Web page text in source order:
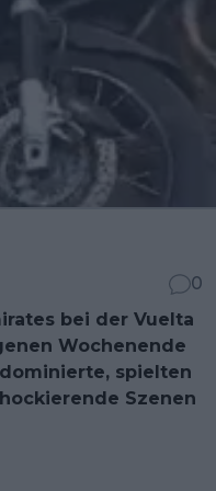
0
bei der Vuelta
Wochenende
spielten
Szenen